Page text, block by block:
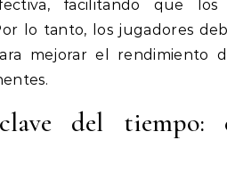
facilitando que
lo tanto, los jugadores
mejorar el rendimiento
del tiempo: